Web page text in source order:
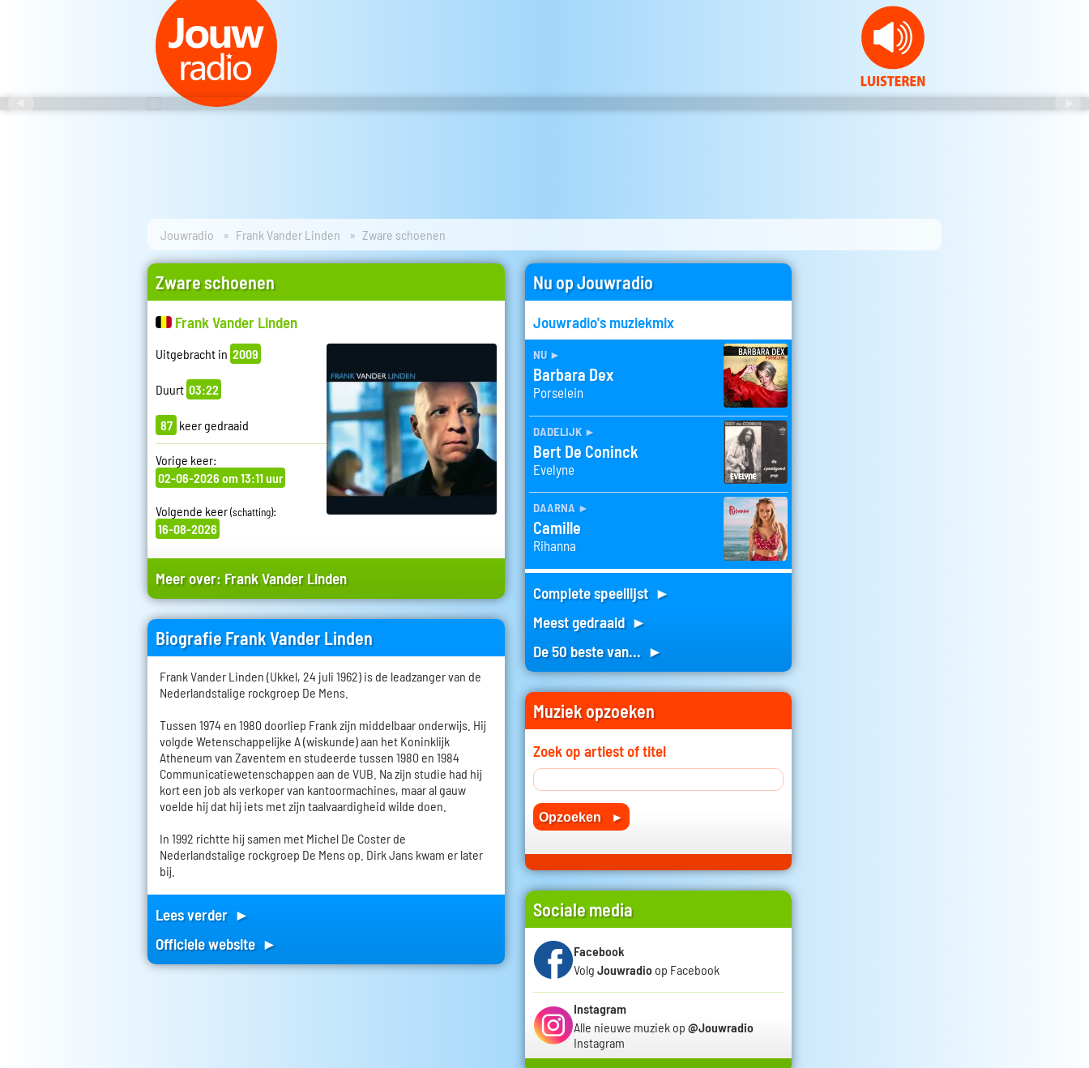
Jouwradio Frank Vander Linden Zware schoenen
Zware schoenen
Frank Vander Linden
Uitgebracht in 2009
Duurt 03:22
87 keer gedraaid
Vorige keer:
02-06-2026 om 13:11 uur
Volgende keer(schatting):
16-08-2026
Meer over: Frank Vander Linden
Biografie Frank Vander Linden
Frank Vander Linden (Ukkel, 24 juli 1962) is de leadzanger van de
Nederlandstalige rockgroep De Mens.
Tussen 1974 en 1980 doorliep Frank zijn middelbaar onderwijs. Hij
volgde Wetenschappelijke A (wiskunde) aan het Koninklijk
Atheneum van Zaventem en studeerde tussen 1980 en 1984
Communicatiewetenschappen aan de VUB. Na zijn studie had hij
kort een job als verkoper van kantoormachines, maar al gauw
voelde hij dat hij iets met zijn taalvaardigheid wilde doen.
In 1992 richtte hij samen met Michel De Coster de
Nederlandstalige rockgroep De Mens op. Dirk Jans kwam er later
bij.
Lees verder ►
Officiele website ►
Nu op Jouwradio
Jouwradio's muziekmix
nu ►
Barbara Dex
Porselein
dadelijk ►
Bert De Coninck
Evelyne
daarna ►
Camille
Rihanna
Complete speellijst ►
Meest gedraaid ►
De 50 beste van... ►
Muziek opzoeken
Zoek op artiest of titel
Sociale media
Facebook
Volg Jouwradio op Facebook
Instagram
Alle nieuwe muziek op @Jouwradio
Instagram